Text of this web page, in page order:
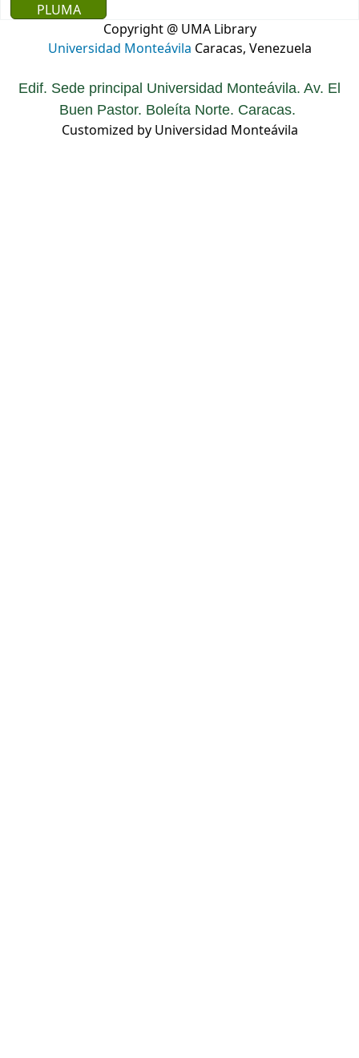
PLUMA
Copyright @ UMA Library
Universidad Monteávila Caracas, Venezuela
Edif. Sede principal Universidad Monteávila. Av. El
Buen Pastor. Boleíta Norte. Caracas.
Customized by Universidad Monteávila